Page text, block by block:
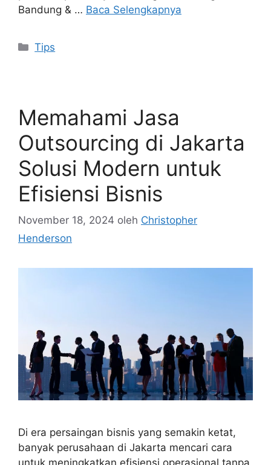
Bandung & … Baca Selengkapnya
Kategori
Tips
Memahami Jasa
Outsourcing di Jakarta
Solusi Modern untuk
Efisiensi Bisnis
November 18, 2024 oleh Christopher
Henderson
Di era persaingan bisnis yang semakin ketat,
banyak perusahaan di Jakarta mencari cara
untuk meningkatkan efisiensi operasional tanpa